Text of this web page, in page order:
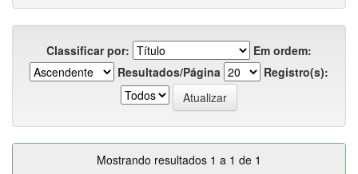
Classificar por:
Em ordem:
Resultados/Página
Registro(s):
Mostrando resultados 1 a 1 de 1